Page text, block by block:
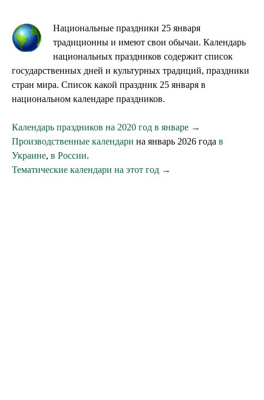
Национальные праздники 25 января
традиционны и имеют свои обычаи. Календарь
национальных праздников содержит список
государственных дней и культурных традиций, праздники
стран мира. Список какой праздник 25 января в
национальном календаре праздников.
Календарь праздников на 2020 год в январе →
Производственные календари на январь 2026 года в
Украине, в России.
Тематические календари на этот год →